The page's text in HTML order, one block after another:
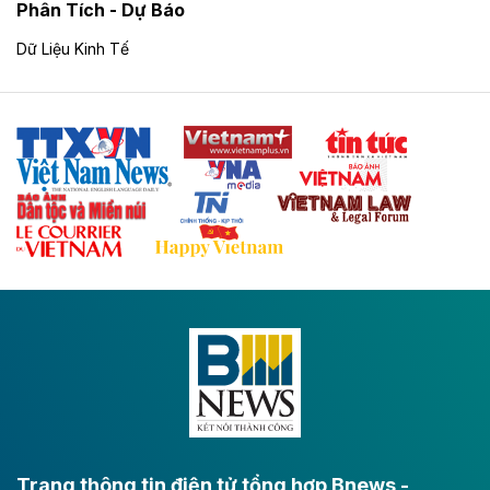
tăng thêm 23.926 tỷ đồng. Lũy kế, Đà Nẵng có 2.065
Hòa Phát dự kiến rót thêm 20.000 tỷ đồng
vào dự án ray đường sắt tại Dung Quất
Hòa Phát muốn chi thêm 20.000 tỷ đồng để mở rộng
dự án sản xuất ray đường sắt và thép đặc biệt tại khu
kinh tế Dung Quất.
Keppel thoái toàn bộ vốn khỏi dự án
Empire City tại Thủ Thiêm
Tập đoàn Keppel (Singapore) bán toàn bộ 40% vốn
tại dự án Empire City với giá 270 triệu USD, chấm dứt
dự án.
Phân Tích - Dự Báo
Dữ Liệu Kinh Tế